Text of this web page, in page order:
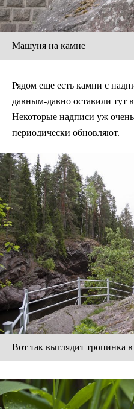
Машуня на камне
Рядом еще есть камни с
давным-давно оставили тут
Некоторые надписи уж
периодически обновляют.
Вот так выглядит тропинка